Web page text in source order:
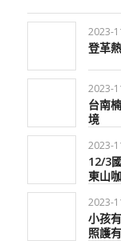
2023-
登革
2023-
台南
境
2023-
12/3
東山
2023-
小孩
照護